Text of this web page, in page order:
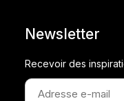
Newsletter
Recevoir des